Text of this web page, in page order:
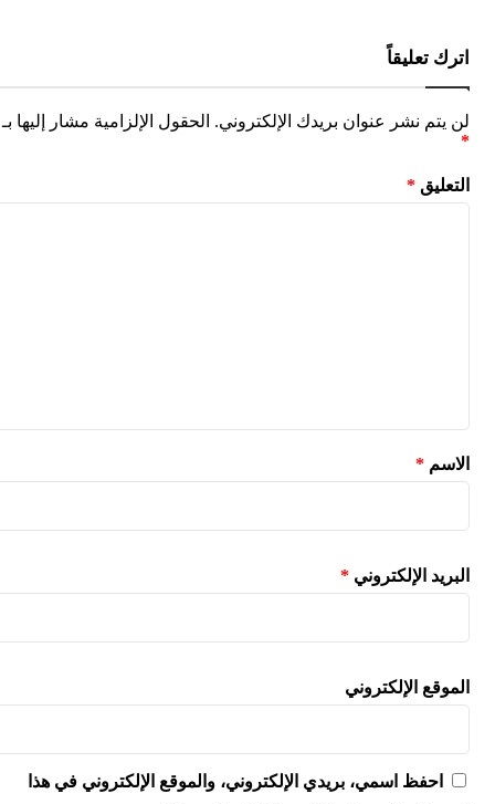
تعليقاً
يتم نشر عنوان بريدك الإلكتروني. الحقول الإلزامية مشار إليها بـ
*
*
الإلكتروني*
الإلكتروني
احفظ اسمي، بريدي الإلكتروني، والموقع الإلكتروني في هذا